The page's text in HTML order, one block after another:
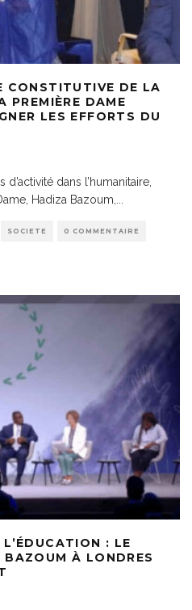
CONSTITUTIVE DE LA
PREMIÈRE DAME
LES EFFORTS DU
dans l’humanitaire,
Hadiza Bazoum,
SOCIETE 0 COMMENTAIRE
: LE
BAZOUM À LONDRES